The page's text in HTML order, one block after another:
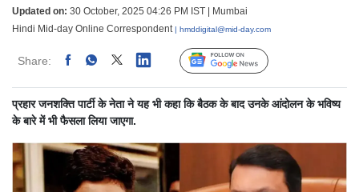
Updated on: 30 October, 2025 04:26 PM IST | Mumbai
Hindi Mid-day Online Correspondent | hmddigital@mid-day.com
Share: Linked Follow Us
प्रहार जनशक्ति पार्टी के नेता ने यह भी कहा कि बैठक के बाद उनके आंदोलन के भविष्य
के बारे में भी फैसला लिया जाएगा.